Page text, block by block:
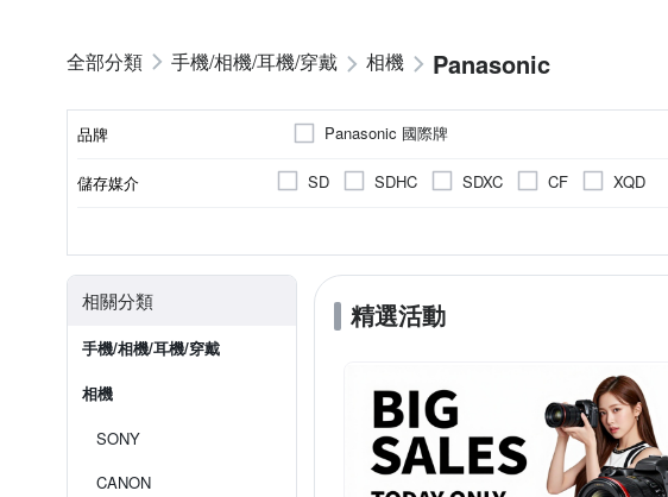
手機/相機/耳機/穿戴 相機 Panasonic
品牌 Panasonic 國際牌
儲存媒介 SD SDHC SDXC CF XQD
相關分類
手機/相機/耳機/穿戴
相機
SONY
CANON
精選活動